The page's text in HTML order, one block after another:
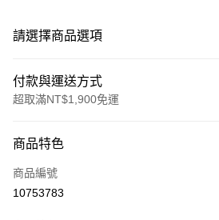
請選擇商品選項
付款與運送方式
超取滿NT$1,900免運
信用卡一次付款
LINE Pay
商品特色
商品編號
10753783